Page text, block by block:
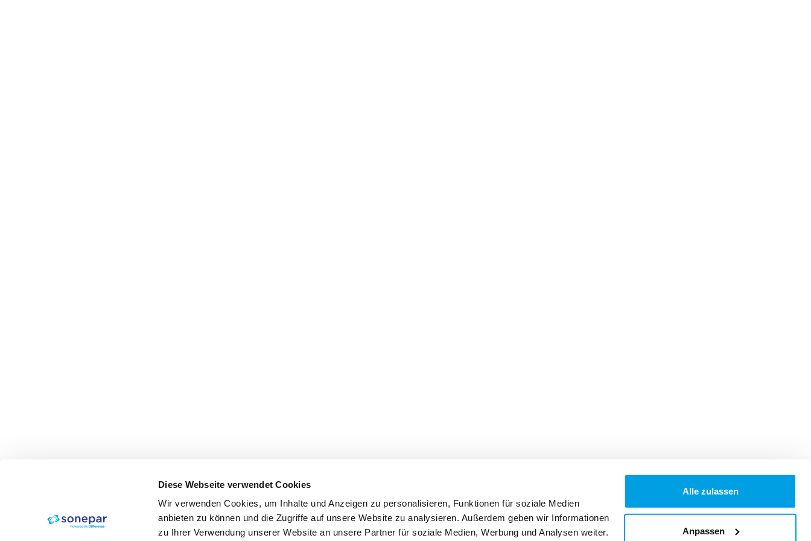
Diese Webseite verwendet Cookies
Wir verwenden Cookies, um Inhalte und Anzeigen zu personalisieren, Funktionen für soziale Medien
anbieten zu können und die Zugriffe auf unsere Website zu analysieren. Außerdem geben wir Informationen
zu Ihrer Verwendung unserer Website an unsere Partner für soziale Medien, Werbung und Analysen weiter.
Alle zulassen
Anpassen